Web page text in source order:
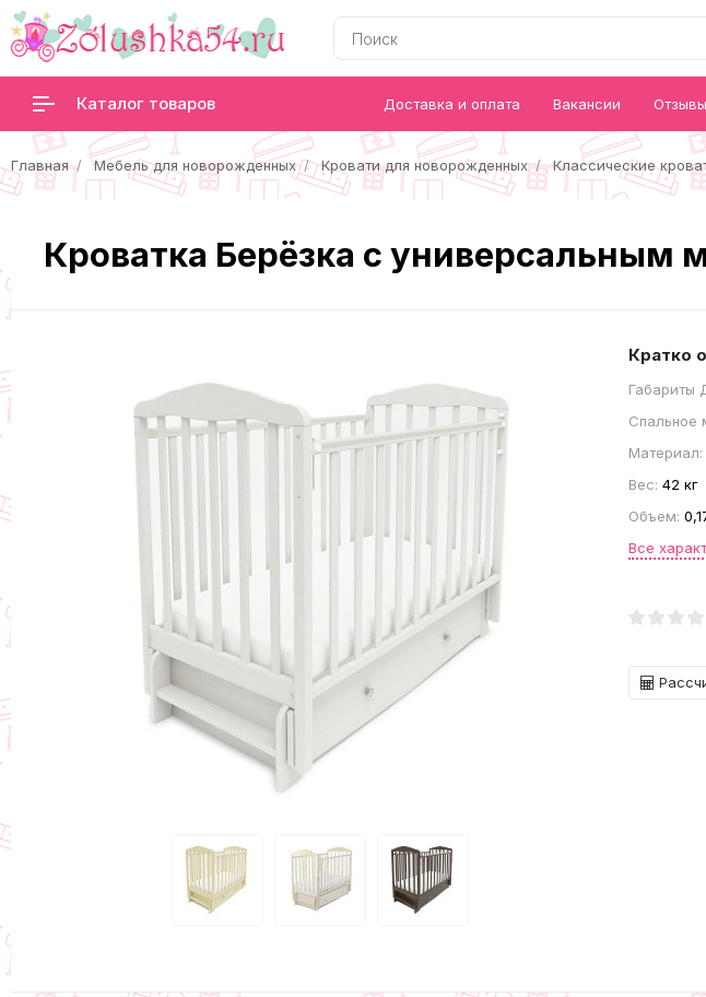
Каталог товаров Доставка и оплата Вакансии Отзывы
Главная Мебель для новорожденных Кровати для новорожденных Классические
Кроватка Берёзка с универсальным
Кратко
Габариты
Спальное
Материал:
Вес: 42 кг
Объем:
Все